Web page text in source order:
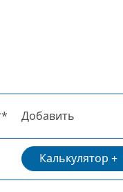
Добавить
Калькулятор